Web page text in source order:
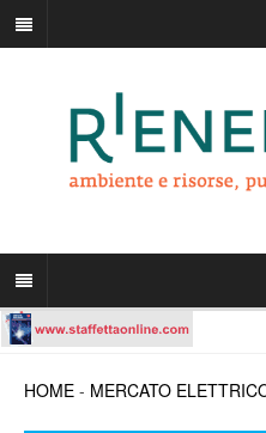
HOME - MERCATO